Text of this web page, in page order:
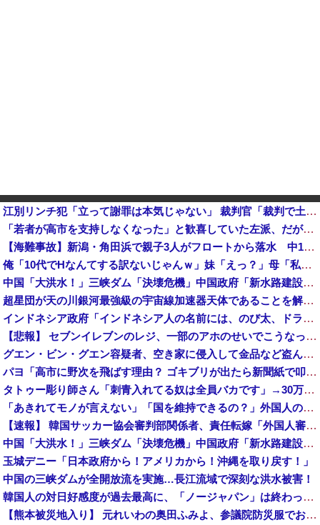
江別リンチ犯「立って謝罪は本気じゃない」 裁判官「裁判で土下座してないキミは本気じゃないな」
「若者が高市を支持しなくなった」と歓喜していた左派、だが高市内閣が消費税減税を実現した結果……他
【海難事故】新潟・角田浜で親子3人がフロートから落水 中1の娘（13）と小3の息子（8）が死亡 3人とも救命胴衣着用せず
俺「10代でHなんてする訳ないじゃんｗ」妹「えっ？」母「私達はしてたよね」wwwｗ
中国「大洪水！」三峡ダム「決壊危機」中国政府「新水路建設！（三峡新水路」現場職員「内部情報公開！（失踪」湖南省「三峡放流情報（画像」台風13号「三峡接近」→
超星団が天の川銀河最強級の宇宙線加速器天体であることを解明…岐阜大！
インドネシア政府「インドネシア人の名前には、のび太、ドラえもん、スネ夫、ナルト、しんちゃんなどあります」
【悲報】 セブンイレブンのレジ、一部のアホのせいでこうなってしまう
グエン・ビン・グエン容疑者、空き家に侵入して金品など盗んだ疑いで再逮捕 今年４月には別件で逮捕も不起訴になっていた
パヨ「高市に野次を飛ばす理由？ ゴキブリが出たら新聞紙で叩くでしょ。それと同じで、人として当然の行動」
タトゥー彫り師さん「刺青入れてる奴は全員バカです」→30万再生ｗｗｗｗｗｗ
「あきれてモノが言えない」「国を維持できるの？」外国人の永住許可要件の厳格化で在日中国人の本音は？
【速報】 韓国サッカー協会審判部関係者、責任転嫁「外国人審判たちが先にマッサージを望んだ」
中国「大洪水！」三峡ダム「決壊危機」中国政府「新水路建設！（三峡新水路」現場職員「内部情報公開！（失踪」湖南省「三峡放流情報（画像」台風13号「三峡接近」→
玉城デニー「日本政府から！アメリカから！沖縄を取り戻す！」
中国の三峡ダムが全開放流を実施…長江流域で深刻な洪水被害！
韓国人の対日好感度が過去最高に、「ノージャパン」は終わった？＝ネット「中国より100倍いい」
【熊本被災地入り】 元れいわの奥田ふみよ、参議院防災服でお食事楽しむ写真投稿「同席者は笑顔にサムズアップ」